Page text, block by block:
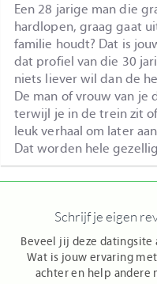
Een 28 jarige man die
hardlopen, graag gaat
familie houdt? Dat is
dat profiel van die 30
niets liever wil dan de
De man of vrouw van
terwijl je in de trein zit
leuk verhaal om later
Dat worden hele
Schrijf je eigen
Beveel jij deze datingsite
Wat is jouw ervaring
achter en help andere